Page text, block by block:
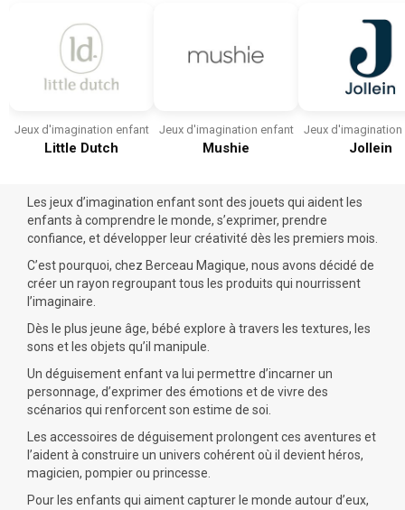
Jeux d'imagination enfant
Little Dutch
Jeux d'imagination enfant
Mushie
Jeux d'imagination
Jollein
Les jeux d’imagination enfant sont des jouets qui aident les
enfants à comprendre le monde, s’exprimer, prendre
confiance, et développer leur créativité dès les premiers mois.
C’est pourquoi, chez Berceau Magique, nous avons décidé de
créer un rayon regroupant tous les produits qui nourrissent
l’imaginaire.
Dès le plus jeune âge, bébé explore à travers les textures, les
sons et les objets qu’il manipule.
Un déguisement enfantva lui permettre d’incarner un
personnage, d’exprimer des émotions et de vivre des
scénarios qui renforcent son estime de soi.
Les accessoires de déguisement prolongent ces aventures et
l’aident à construire un univers cohérent où il devient héros,
magicien, pompier ou princesse.
Pour les enfants qui aiment capturer le monde autour d’eux,